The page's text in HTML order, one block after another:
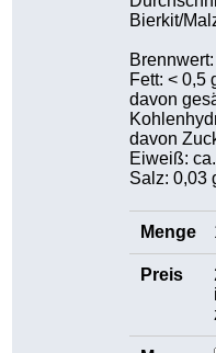
Bierkit/
Fett: < 0,5
davon
davon
Eiweiß:
Salz: 0,03